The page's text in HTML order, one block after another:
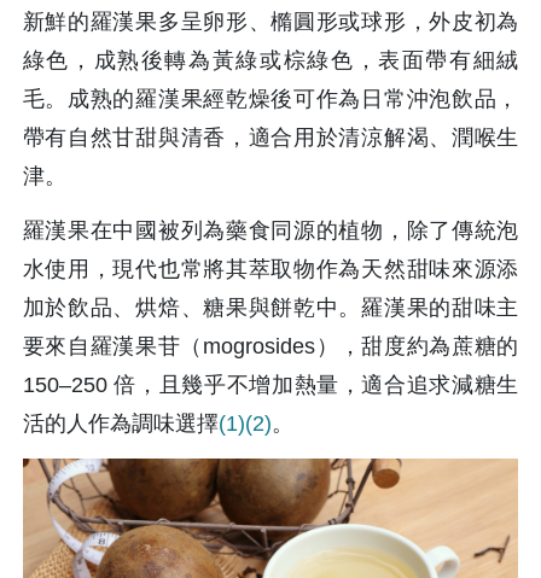
新鮮的羅漢果多呈卵形、橢圓形或球形，外皮初為
綠色，成熟後轉為黃綠或棕綠色，表面帶有細絨
毛。成熟的羅漢果經乾燥後可作為日常沖泡飲品，
帶有自然甘甜與清香，適合用於清涼解渴、潤喉生
津。
羅漢果在中國被列為藥食同源的植物，除了傳統泡
水使用，現代也常將其萃取物作為天然甜味來源添
加於飲品、烘焙、糖果與餅乾中。羅漢果的甜味主
要來自羅漢果苷（mogrosides），甜度約為蔗糖的
150–250 倍，且幾乎不增加熱量，適合追求減糖生
活的人作為調味選擇(1)(2)。